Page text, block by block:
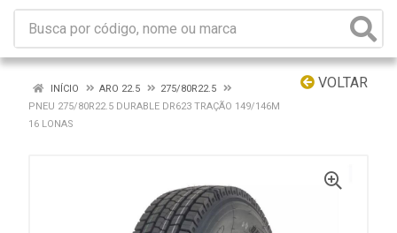
VOLTAR
INÍCIO ARO 22.5
275/80R22.5
PNEU 275/80R22.5 DURABLE DR623 TRAÇÃO 149/146M
16 LONAS